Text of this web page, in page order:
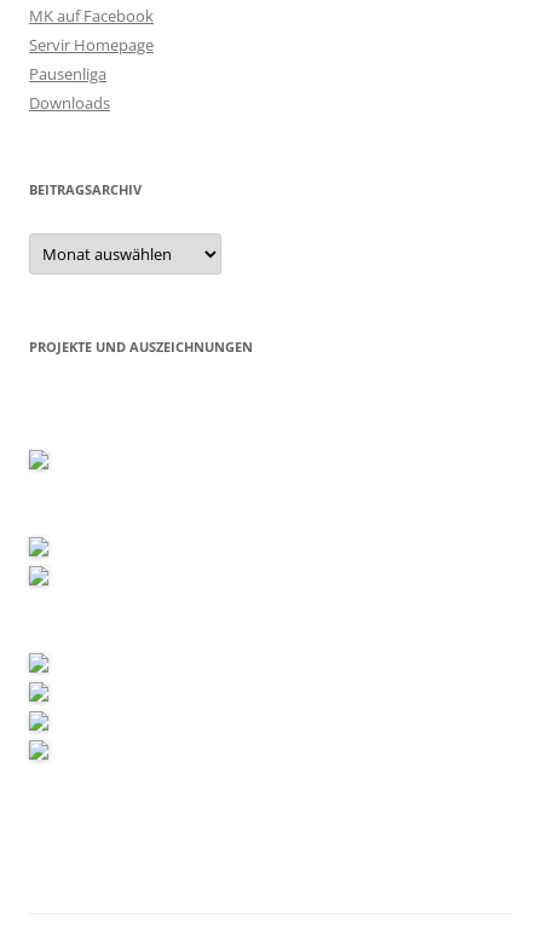
MK auf Facebook
Servir Homepage
Pausenliga
Downloads
BEITRAGSARCHIV
Beitragsarchiv
PROJEKTE UND AUSZEICHNUNGEN